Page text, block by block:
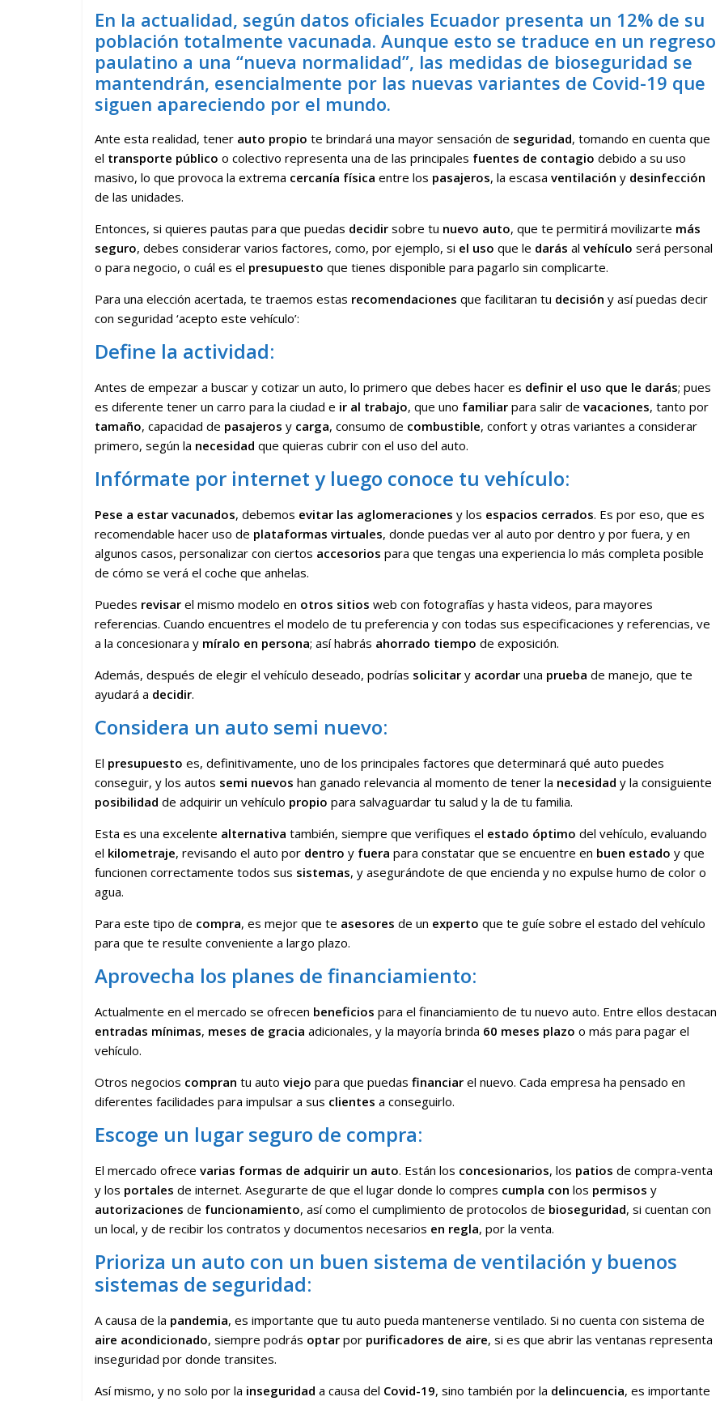
En la actualidad, según datos oficiales Ecuador presenta un 12% de su
población totalmente vacunada. Aunque esto se traduce en un regreso
paulatino a una “nueva normalidad”, las medidas de bioseguridad se
mantendrán, esencialmente por las nuevas variantes de Covid-19 que
siguen apareciendo por el mundo.
Ante esta realidad, tener auto propio te brindará una mayor sensación de seguridad, tomando en cuenta que
el transporte público o colectivo representa una de las principales fuentes de contagio debido a su uso
masivo, lo que provoca la extrema cercanía física entre los pasajeros, la escasa ventilación y desinfección
de las unidades.
Entonces, si quieres pautas para que puedas decidir sobre tu nuevo auto, que te permitirá movilizarte más
seguro, debes considerar varios factores, como, por ejemplo, si el uso que le darás al vehículo será personal
o para negocio, o cuál es el presupuesto que tienes disponible para pagarlo sin complicarte.
Para una elección acertada, te traemos estas recomendaciones que facilitaran tu decisión y así puedas decir
con seguridad ‘acepto este vehículo’:
Define la actividad:
Antes de empezar a buscar y cotizar un auto, lo primero que debes hacer es definir el uso que le darás; pues
es diferente tener un carro para la ciudad e ir al trabajo, que uno familiar para salir de vacaciones, tanto por
tamaño, capacidad de pasajeros y carga, consumo de combustible, confort y otras variantes a considerar
primero, según la necesidad que quieras cubrir con el uso del auto.
Infórmate por internet y luego conoce tu vehículo:
Pese a estar vacunados, debemos evitar las aglomeraciones y los espacios cerrados. Es por eso, que es
recomendable hacer uso de plataformas virtuales, donde puedas ver al auto por dentro y por fuera, y en
algunos casos, personalizar con ciertos accesorios para que tengas una experiencia lo más completa posible
de cómo se verá el coche que anhelas.
Puedes revisar el mismo modelo en otros sitios web con fotografías y hasta videos, para mayores
referencias. Cuando encuentres el modelo de tu preferencia y con todas sus especificaciones y referencias, ve
a la concesionara y míralo en persona; así habrás ahorrado tiempo de exposición.
Además, después de elegir el vehículo deseado, podrías solicitar y acordar una prueba de manejo, que te
ayudará a decidir.
Considera un auto semi nuevo:
El presupuesto es, definitivamente, uno de los principales factores que determinará qué auto puedes
conseguir, y los autos semi nuevos han ganado relevancia al momento de tener la necesidad y la consiguiente
posibilidad de adquirir un vehículo propio para salvaguardar tu salud y la de tu familia.
Esta es una excelente alternativa también, siempre que verifiques el estado óptimo del vehículo, evaluando
el kilometraje, revisando el auto por dentro y fuera para constatar que se encuentre en buen estado y que
funcionen correctamente todos sus sistemas, y asegurándote de que encienda y no expulse humo de color o
agua.
Para este tipo de compra, es mejor que te asesores de un experto que te guíe sobre el estado del vehículo
para que te resulte conveniente a largo plazo.
Aprovecha los planes de financiamiento:
Actualmente en el mercado se ofrecen beneficios para el financiamiento de tu nuevo auto. Entre ellos destacan
entradas mínimas, meses de gracia adicionales, y la mayoría brinda 60 meses plazo o más para pagar el
vehículo.
Otros negocios compran tu auto viejo para que puedas financiar el nuevo. Cada empresa ha pensado en
diferentes facilidades para impulsar a sus clientes a conseguirlo.
Escoge un lugar seguro de compra:
El mercado ofrece varias formas de adquirir un auto. Están los concesionarios, los patios de compra-venta
y los portales de internet. Asegurarte de que el lugar donde lo compres cumpla con los permisos y
autorizaciones de funcionamiento, así como el cumplimiento de protocolos de bioseguridad, si cuentan con
un local, y de recibir los contratos y documentos necesarios en regla, por la venta.
Prioriza un auto con un buen sistema de ventilación y buenos
sistemas de seguridad:
A causa de la pandemia, es importante que tu auto pueda mantenerse ventilado. Si no cuenta con sistema de
aire acondicionado, siempre podrás optar por purificadores de aire, si es que abrir las ventanas representa
inseguridad por donde transites.
Así mismo, y no solo por la inseguridad a causa del Covid-19, sino también por la delincuencia, es importante